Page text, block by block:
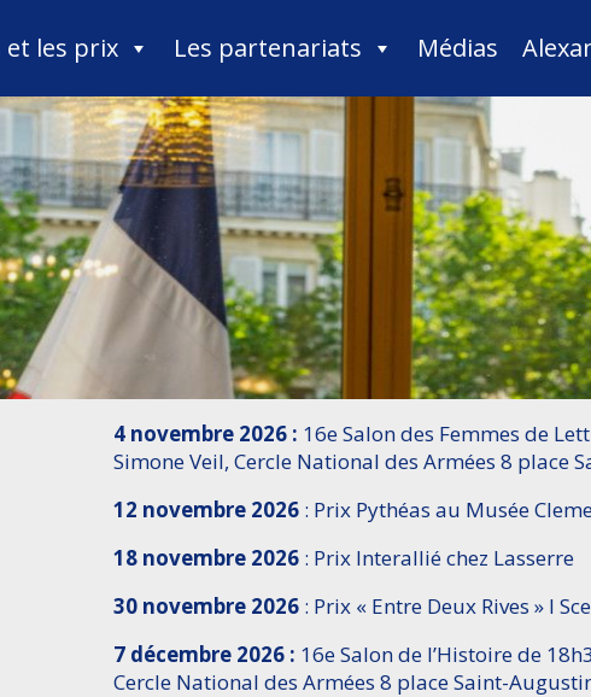
et les prix Les partenariats Médias
4 novembre 2026 : 16e Salon des Femmes de
Simone Veil, Cercle National des Armées 8 place
12 novembre 2026: Prix Pythéas au Musée
18 novembre 2026: Prix Interallié chez Lasserre
30 novembre 2026: Prix « Entre Deux Rives » I
7 décembre 2026 : 16e Salon de l’Histoire de
Cercle National des Armées 8 place Saint-